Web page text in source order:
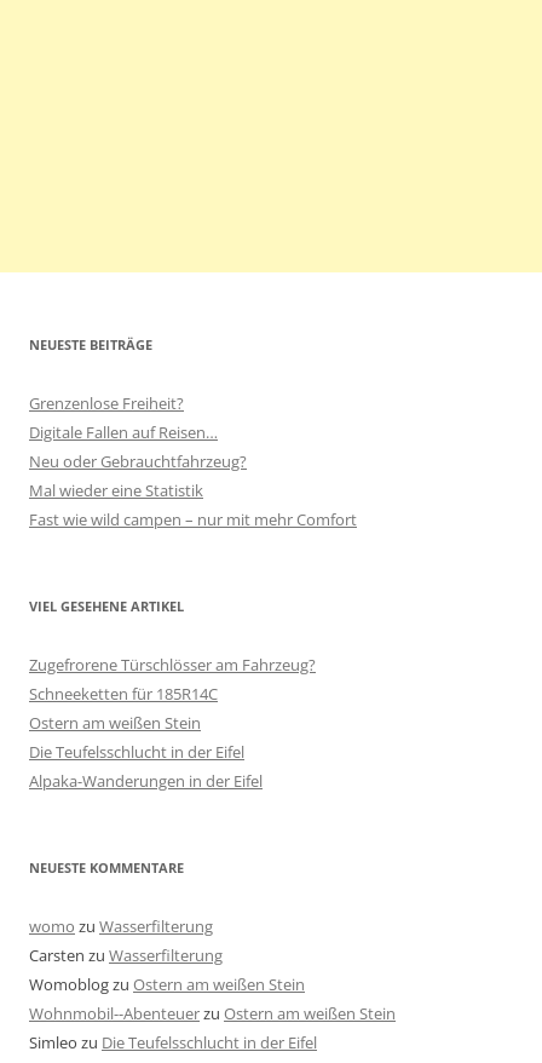
NEUESTE BEITRÄGE
Grenzenlose Freiheit?
Digitale Fallen auf Reisen…
Neu oder Gebrauchtfahrzeug?
Mal wieder eine Statistik
Fast wie wild campen – nur mit mehr Comfort
VIEL GESEHENE ARTIKEL
Zugefrorene Türschlösser am Fahrzeug?
Schneeketten für 185R14C
Ostern am weißen Stein
Die Teufelsschlucht in der Eifel
Alpaka-Wanderungen in der Eifel
NEUESTE KOMMENTARE
womo zu Wasserfilterung
Carsten zu Wasserfilterung
Womoblogzu Ostern am weißen Stein
Wohnmobil--Abenteuerzu Ostern am weißen Stein
Simleo zu Die Teufelsschlucht in der Eifel